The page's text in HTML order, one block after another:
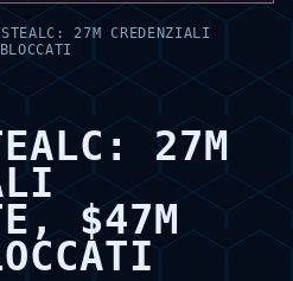
STEALC: 27M CREDENZIALI
27M
$47M